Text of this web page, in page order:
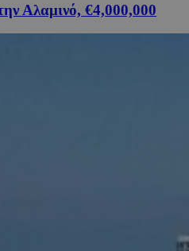
Αλαμινό, €4,000,000